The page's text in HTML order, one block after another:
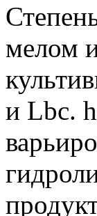
мелом
и Lbc.